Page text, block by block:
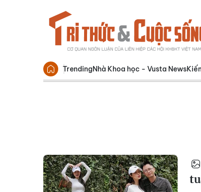
TrendingNhà Khoa học - Vusta News